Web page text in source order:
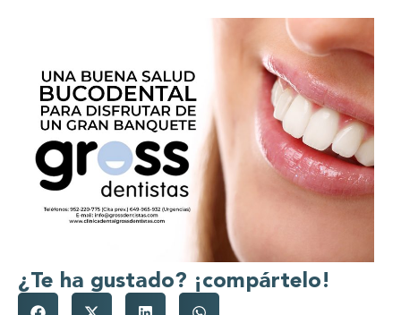
¿Te ha gustado? ¡compártelo!